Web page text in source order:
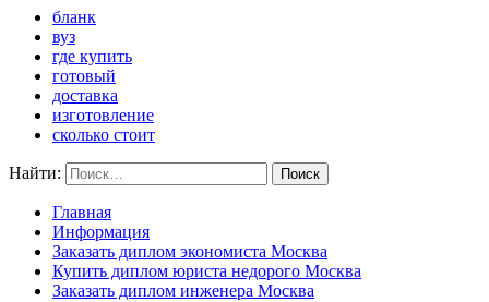
бланк
вуз
где купить
готовый
доставка
изготовление
сколько стоит
Найти:
Главная
Информация
Заказать диплом экономиста Москва
Купить диплом юриста недорого Москва
Заказать диплом инженера Москва